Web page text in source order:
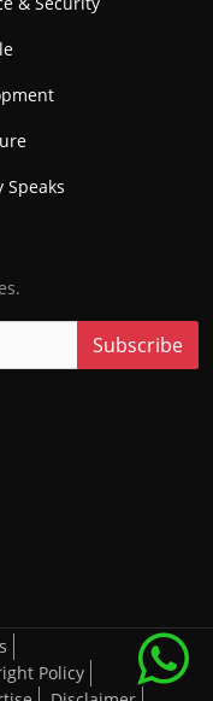
Speaks
Subscribe
Policy